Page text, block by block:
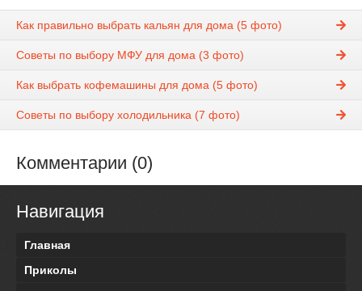
Как правильно выбрать кальян для дома (5 фото)
Советы по выбору МФУ для дома (3 фото)
Как выбрать кофемашины для дома (5 фото)
Советы по выбору холодильника (7 фото)
Комментарии (0)
Навигация
Главная
Приколы